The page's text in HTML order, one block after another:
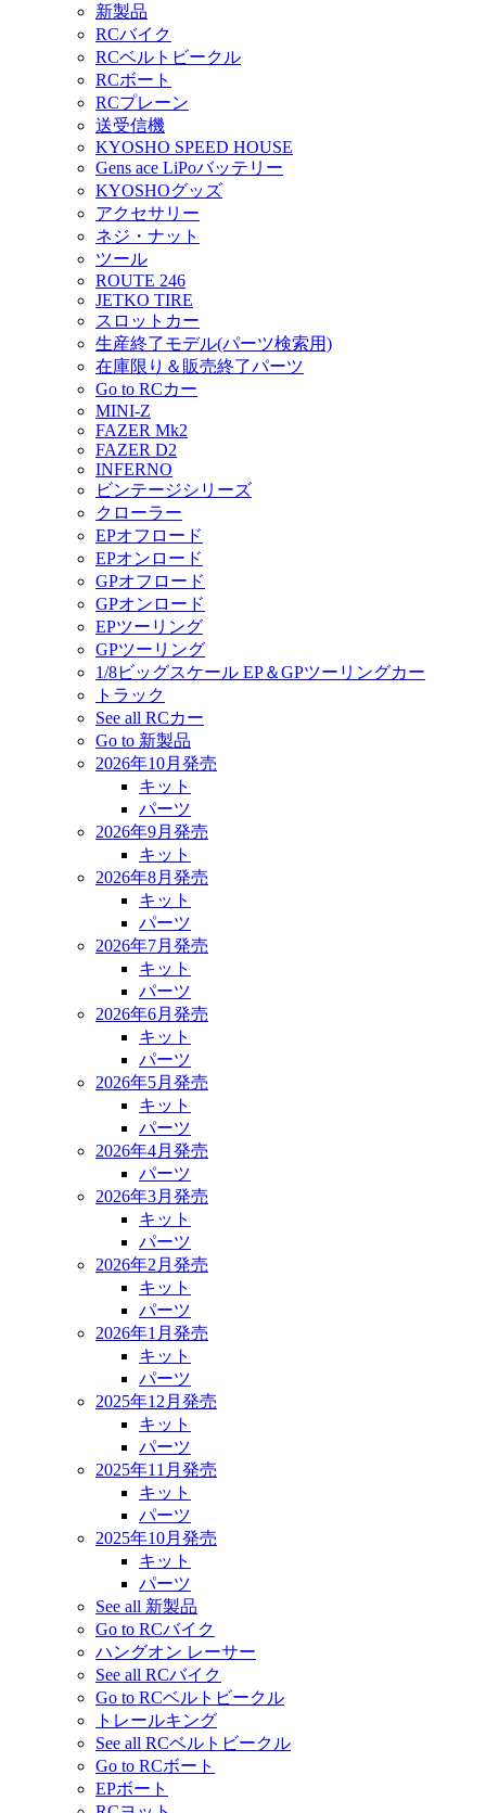
新製品
RCバイク
RCベルトビークル
RCボート
RCプレーン
送受信機
KYOSHO SPEED HOUSE
Gens ace LiPoバッテリー
KYOSHOグッズ
アクセサリー
ネジ・ナット
ツール
ROUTE 246
JETKO TIRE
スロットカー
生産終了モデル(パーツ検索用)
在庫限り＆販売終了パーツ
Go to RCカー
MINI-Z
FAZER Mk2
FAZER D2
INFERNO
ビンテージシリーズ
クローラー
EPオフロード
EPオンロード
GPオフロード
GPオンロード
EPツーリング
GPツーリング
1/8ビッグスケール EP＆GPツーリングカー
トラック
See all RCカー
Go to 新製品
2026年10月発売
キット
パーツ
2026年9月発売
キット
2026年8月発売
キット
パーツ
2026年7月発売
キット
パーツ
2026年6月発売
キット
パーツ
2026年5月発売
キット
パーツ
2026年4月発売
パーツ
2026年3月発売
キット
パーツ
2026年2月発売
キット
パーツ
2026年1月発売
キット
パーツ
2025年12月発売
キット
パーツ
2025年11月発売
キット
パーツ
2025年10月発売
キット
パーツ
See all 新製品
Go to RCバイク
ハングオン レーサー
See all RCバイク
Go to RCベルトビークル
トレールキング
See all RCベルトビークル
Go to RCボート
EPボート